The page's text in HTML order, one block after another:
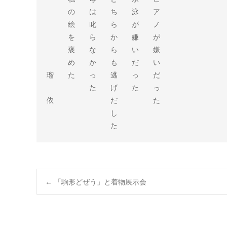
の　　は　　ち　　泳　　ア
絵　　叱　　ら　　が　　ノ
を　　ら　　か　　嫌　　が
褒　　な　　ら　　い　　嫌
め　　か　　も　　だ　　い
瑠　　た　　っ　　逃　　っ　　だ
た　　げ　　た　　っ
依　　　　　　　　だ　　　　　た
し
た
Post
← 「駒形どぜう」と着物展示会